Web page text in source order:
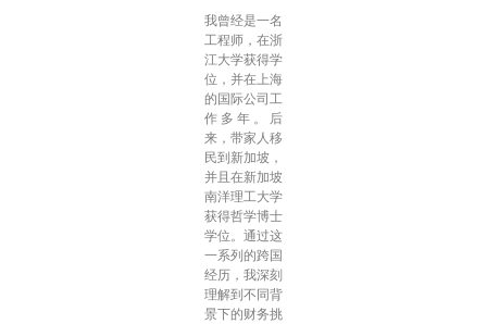
我曾经是一名
工程师，在浙
江大学获得学
位，并在上海
的国际公司工
作多年。后
来，带家人移
民到新加坡，
并且在新加坡
南洋理工大学
获得哲学博士
学位。通过这
一系列的跨国
经历，我深刻
理解到不同背
景下的财务挑